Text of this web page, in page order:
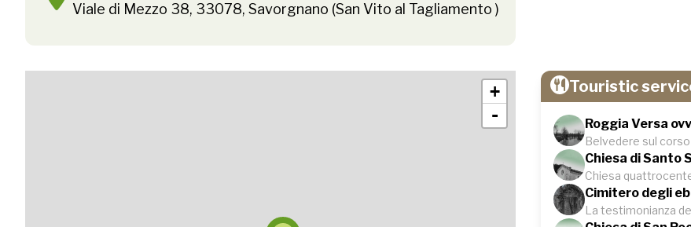
Viale di Mezzo 38, 33078, Savorgnano (San Vito al Tagliamento )
+
-
Touristic
Roggia Versa
Belvedere sul corso
Chiesa di Santo
Chiesa
Cimitero degli
La testimonianza